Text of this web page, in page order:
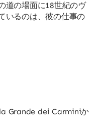
道の場面に18世紀のヴ
いるのは、彼の仕事の
Grande dei Carminiか